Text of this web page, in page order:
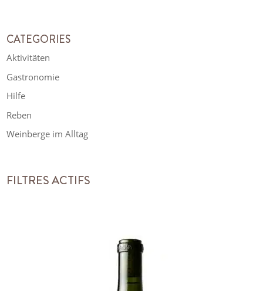
CATEGORIES
Aktivitäten
Gastronomie
Hilfe
Reben
Weinberge im Alltag
FILTRES ACTIFS